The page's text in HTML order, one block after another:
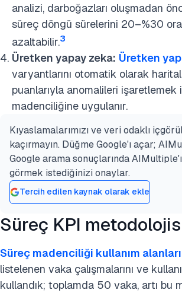
analizi, darboğazları oluşmadan
süreç döngü sürelerini 20–%30
azaltabilir.3
Üretken yapay zeka: Üretken
varyantlarını otomatik olarak
puanlarıyla anomalileri işaretlemek
madenciliğine uygulanır.
Kıyaslamalarımızı ve veri odaklı
kaçırmayın. Düğme Google'ı açar;
Google arama sonuçlarında
görmek istediğinizi onaylar.
Tercih edilen kaynak olarak ekle
Süreç KPI
Süreç madenciliği kullanım alanları
listelenen vaka çalışmalarını ve
kullandık; toplamda 50 vaka, artı bu